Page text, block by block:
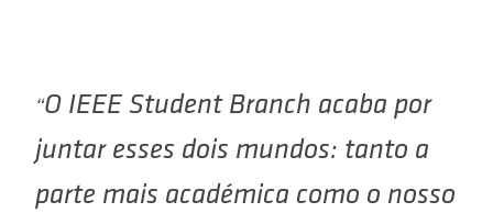
O IEEE Student Branch acaba por
juntar esses dois mundos: tanto a
parte mais académica como o nosso